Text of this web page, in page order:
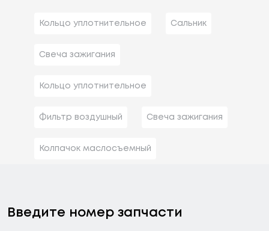
Кольцо уплотнительное Сальник
Свеча зажигания
Кольцо уплотнительное
Фильтр воздушный Свеча зажигания
Колпачок маслосъемный
Введите номер запчасти